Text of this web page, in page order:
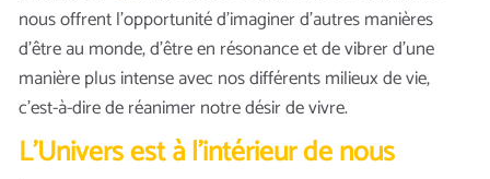
nous offrent l’opportunité d’imaginer d’autres manières
d’être au monde, d’être en résonance et de vibrer d’une
manière plus intense avec nos différents milieux de vie,
c’est-à-dire de réanimer notre désir de vivre.
L’Univers est à l’intérieur de nous